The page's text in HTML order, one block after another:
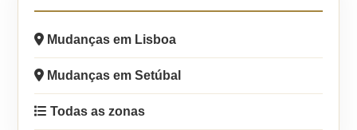
Mudanças em Lisboa
Mudanças em Setúbal
Todas as zonas